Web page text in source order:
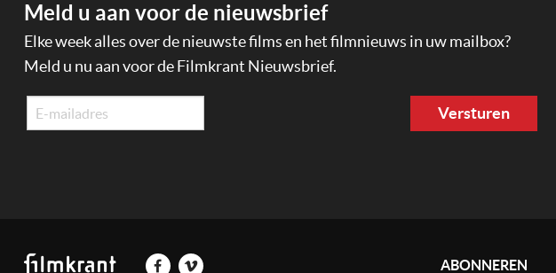
Meld u aan voor de nieuwsbrief
Elke week alles over de nieuwste films en het filmnieuws in uw mailbox?
Meld u nu aan voor de Filmkrant Nieuwsbrief.
ABONNEREN